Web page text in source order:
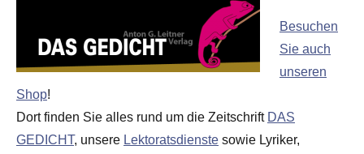
Besuchen
Sie auch
unseren
Shop!
Dort finden Sie alles rund um die Zeitschrift DAS
GEDICHT, unsere Lektoratsdienste sowie Lyriker,